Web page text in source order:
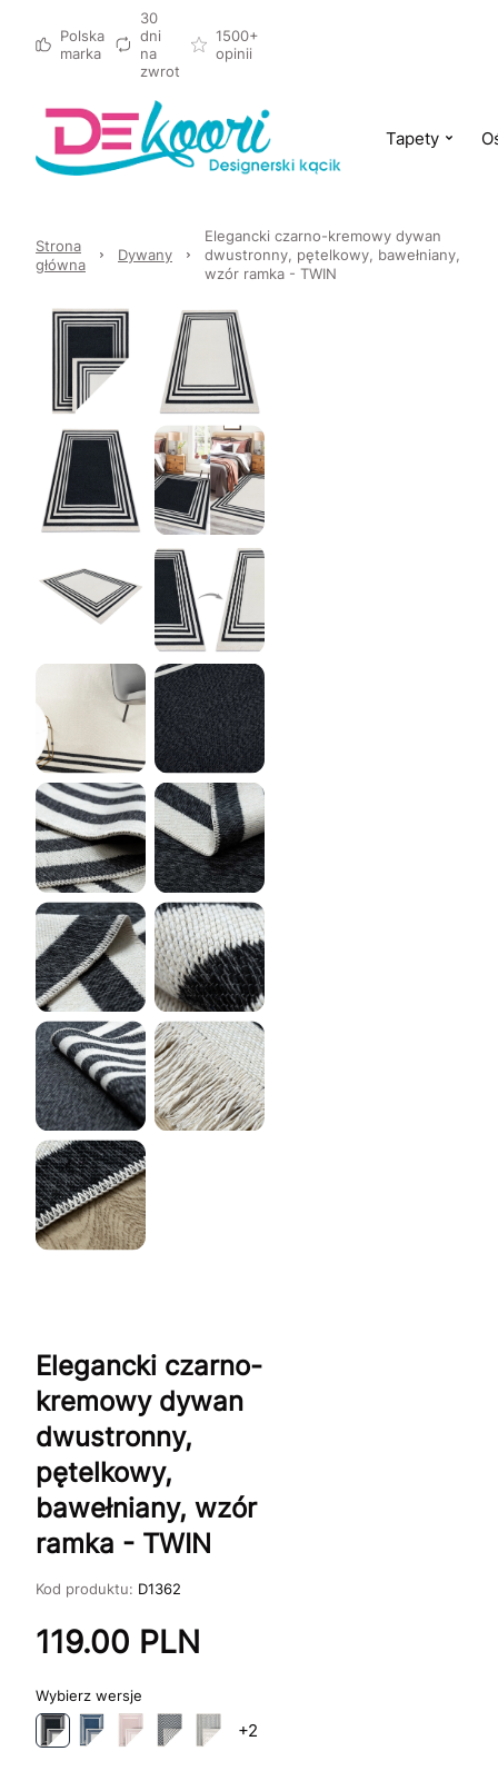
Polska
marka
30
dni
na
zwrot
1500+
opinii
Tapety
Strona
główna
Dywany
Elegancki czarno-kremowy dywan
dwustronny, pętelkowy, bawełniany,
wzór ramka - TWIN
Elegancki czarno-
kremowy dywan
dwustronny,
pętelkowy,
bawełniany, wzór
ramka - TWIN
Kod produktu: D1362
119.00 PLN
wersje
+2